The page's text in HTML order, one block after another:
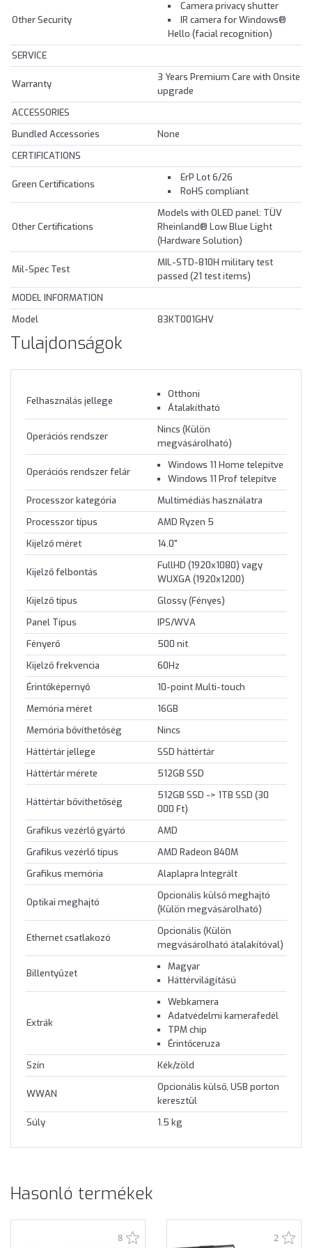
Other Security
Camera privacy shutter
IR camera for Windows®
Hello (facial recognition)
SERVICE
Warranty
3 Years Premium Care with Onsite
upgrade
ACCESSORIES
Bundled Accessories
None
CERTIFICATIONS
Green Certifications
ErP Lot 6/26
RoHS compliant
Other Certifications
Models with OLED panel: TÜV
Rheinland® Low Blue Light
(Hardware Solution)
Mil-Spec Test
MIL-STD-810H military test
passed (21 test items)
MODEL INFORMATION
Model
83KT001GHV
Tulajdonságok
Felhasználás jellege
Otthoni
Átalakítható
Operációs rendszer
Nincs (Külön
megvásárolható)
Operációs rendszer felár
Windows 11 Home telepítve
Windows 11 Prof telepítve
Processzor kategória
Multimédiás használatra
Processzor típus
AMD Ryzen 5
Kijelző méret
14.0"
Kijelző felbontás
FullHD (1920x1080) vagy
WUXGA (1920x1200)
Kijelző típus
Glossy (Fényes)
Panel Típus
IPS/WVA
Fényerő
500 nit
Kijelző frekvencia
60Hz
Érintőképernyő
10-point Multi-touch
Memória méret
16GB
Memória bővíthetőség
Nincs
Háttértár jellege
SSD háttértár
Háttértár mérete
512GB SSD
Háttértár bővíthetőség
512GB SSD -> 1TB SSD (30
000 Ft)
Grafikus vezérlő gyártó
AMD
Grafikus vezérlő típus
AMD Radeon 840M
Grafikus memória
Alaplapra Integrált
Optikai meghajtó
Opcionális külső meghajtó
(Külön megvásárolható)
Ethernet csatlakozó
Opcionális (Külön
megvásárolható átalakítóval)
Billentyűzet
Magyar
Háttérvilágítású
Extrák
Webkamera
Adatvédelmi kamerafedél
TPM chip
Érintőceruza
Szín
Kék/zöld
WWAN
Opcionális külső, USB porton
keresztül
Súly
1.5 kg
Hasonló termékek
8 2